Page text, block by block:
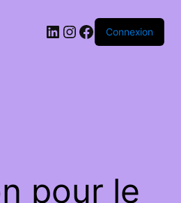
LinkedIn
Instagram
Facebook
Connexion
pour le